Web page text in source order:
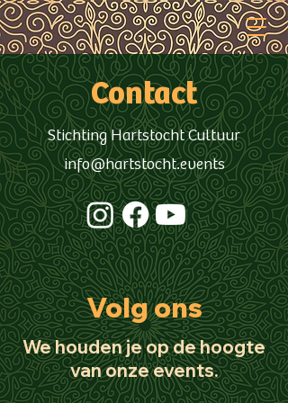
Contact
Stichting Hartstocht Cultuur
info@hartstocht.events
Volg ons
We houden je op de hoogte
van onze events.